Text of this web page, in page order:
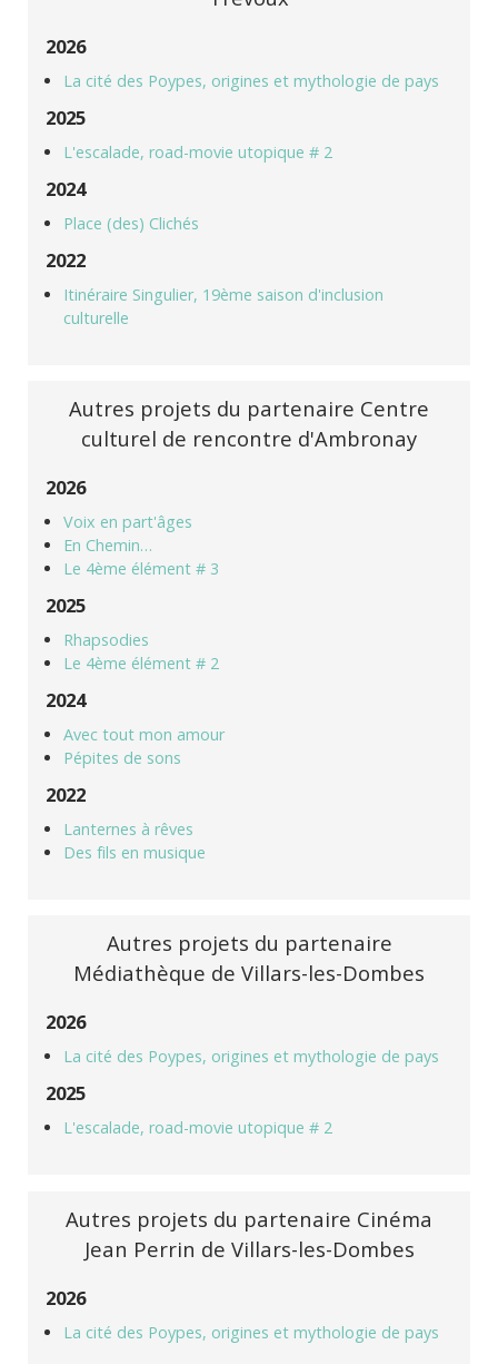
2026
La cité des Poypes, origines et mythologie de pays
2025
L'escalade, road-movie utopique # 2
2024
Place (des) Clichés
2022
Itinéraire Singulier, 19ème saison d'inclusion
culturelle
Autres projets du partenaire Centre
culturel de rencontre d'Ambronay
2026
Voix en part'âges
En Chemin…
Le 4ème élément # 3
2025
Rhapsodies
Le 4ème élément # 2
2024
Avec tout mon amour
Pépites de sons
2022
Lanternes à rêves
Des fils en musique
Autres projets du partenaire
Médiathèque de Villars-les-Dombes
2026
La cité des Poypes, origines et mythologie de pays
2025
L'escalade, road-movie utopique # 2
Autres projets du partenaire Cinéma
Jean Perrin de Villars-les-Dombes
2026
La cité des Poypes, origines et mythologie de pays